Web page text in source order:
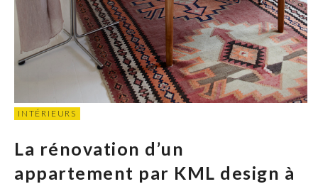
INTÉRIEURS
La rénovation d’un
appartement par KML design à